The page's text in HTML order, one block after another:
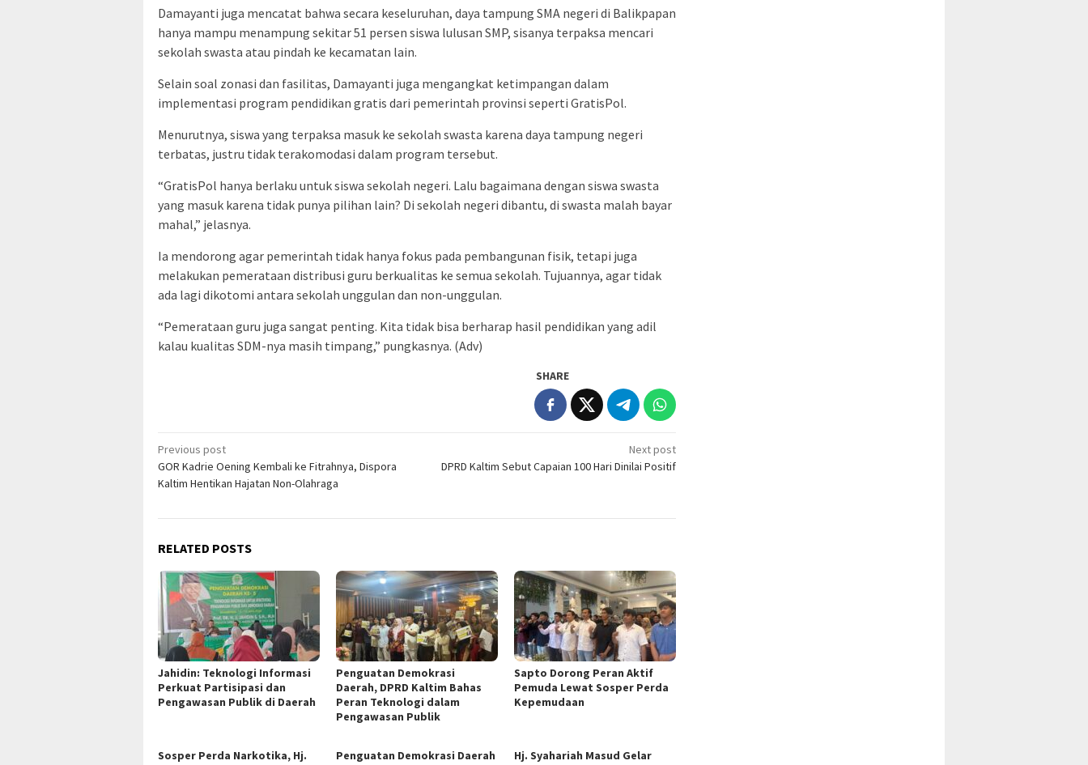
Damayanti juga mencatat bahwa secara keseluruhan, daya tampung SMA negeri di Balikpapan
hanya mampu menampung sekitar 51 persen siswa lulusan SMP, sisanya terpaksa mencari
sekolah swasta atau pindah ke kecamatan lain.
Selain soal zonasi dan fasilitas, Damayanti juga mengangkat ketimpangan dalam
implementasi program pendidikan gratis dari pemerintah provinsi seperti GratisPol.
Menurutnya, siswa yang terpaksa masuk ke sekolah swasta karena daya tampung negeri
terbatas, justru tidak terakomodasi dalam program tersebut.
“GratisPol hanya berlaku untuk siswa sekolah negeri. Lalu bagaimana dengan siswa swasta
yang masuk karena tidak punya pilihan lain? Di sekolah negeri dibantu, di swasta malah bayar
mahal,” jelasnya.
Ia mendorong agar pemerintah tidak hanya fokus pada pembangunan fisik, tetapi juga
melakukan pemerataan distribusi guru berkualitas ke semua sekolah. Tujuannya, agar tidak
ada lagi dikotomi antara sekolah unggulan dan non-unggulan.
“Pemerataan guru juga sangat penting. Kita tidak bisa berharap hasil pendidikan yang adil
kalau kualitas SDM-nya masih timpang,” pungkasnya. (Adv)
SHARE
Post
navigation
Previous post
GOR Kadrie Oening Kembali ke Fitrahnya, Dispora
Kaltim Hentikan Hajatan Non-Olahraga
Next post
DPRD Kaltim Sebut Capaian 100 Hari Dinilai Positif
RELATED POSTS
Jahidin: Teknologi Informasi
Perkuat Partisipasi dan
Pengawasan Publik di Daerah
Penguatan Demokrasi
Daerah, DPRD Kaltim Bahas
Peran Teknologi dalam
Pengawasan Publik
Sapto Dorong Peran Aktif
Pemuda Lewat Sosper Perda
Kepemudaan
Sosper Perda Narkotika, Hj.
Penguatan Demokrasi Daerah
Hj. Syahariah Masud Gelar